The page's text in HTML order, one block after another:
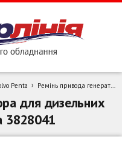
Penta Ремінь привода генератора для дизельних двигунів TAD Volvo Penta 3828041
для дизельних
3828041